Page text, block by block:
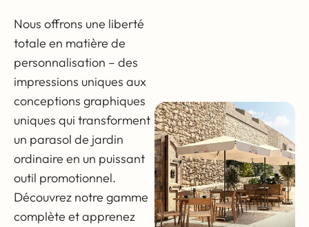
Nous offrons une liberté
totale en matière de
personnalisation – des
impressions uniques aux
conceptions graphiques
uniques qui transforment
un parasol de jardin
ordinaire en un puissant
outil promotionnel.
Découvrez notre gamme
complète et apprenez